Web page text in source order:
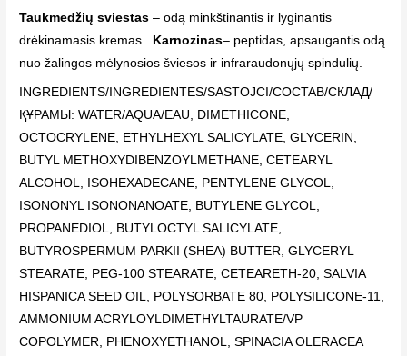
Taukmedžių sviestas – odą minkštinantis ir lyginantis
drėkinamasis kremas.. Karnozinas– peptidas, apsaugantis odą
nuo žalingos mėlynosios šviesos ir infraraudonųjų spindulių.
INGREDIENTS/INGREDIENTES/SASTOJCI/COCTAB/СКЛАД/
ҚҰРАМЫ: WATER/AQUA/EAU, DIMETHICONE,
OCTOCRYLENE, ETHYLHEXYL SALICYLATE, GLYCERIN,
BUTYL METHOXYDIBENZOYLMETHANE, CETEARYL
ALCOHOL, ISOHEXADECANE, PENTYLENE GLYCOL,
ISONONYL ISONONANOATE, BUTYLENE GLYCOL,
PROPANEDIOL, BUTYLOCTYL SALICYLATE,
BUTYROSPERMUM PARKII (SHEA) BUTTER, GLYCERYL
STEARATE, PEG-100 STEARATE, CETEARETH-20, SALVIA
HISPANICA SEED OIL, POLYSORBATE 80, POLYSILICONE-11,
AMMONIUM ACRYLOYLDIMETHYLTAURATE/VP
COPOLYMER, PHENOXYETHANOL, SPINACIA OLERACEA